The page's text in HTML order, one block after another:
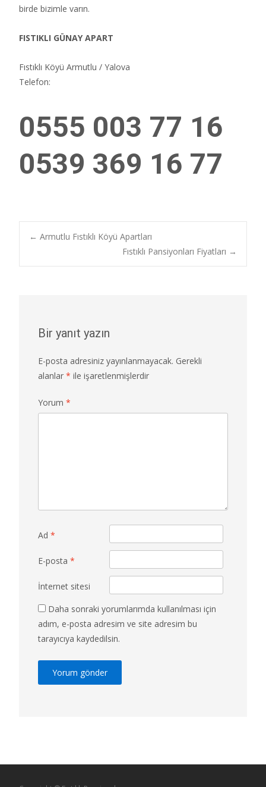
birde bizimle varın.
FISTIKLI GÜNAY APART
Fıstıklı Köyü Armutlu / Yalova
Telefon:
0555 003 77 16
0539 369 16 77
Post
← Armutlu Fıstıklı Köyü Apartları
Fıstıklı Pansiyonları Fiyatları →
Bir yanıt yazın
E-posta adresiniz yayınlanmayacak. Gerekli
alanlar * ile işaretlenmişlerdir
Yorum *
Ad *
E-posta *
İnternet sitesi
Daha sonraki yorumlarımda kullanılması için
adım, e-posta adresim ve site adresim bu
tarayıcıya kaydedilsin.